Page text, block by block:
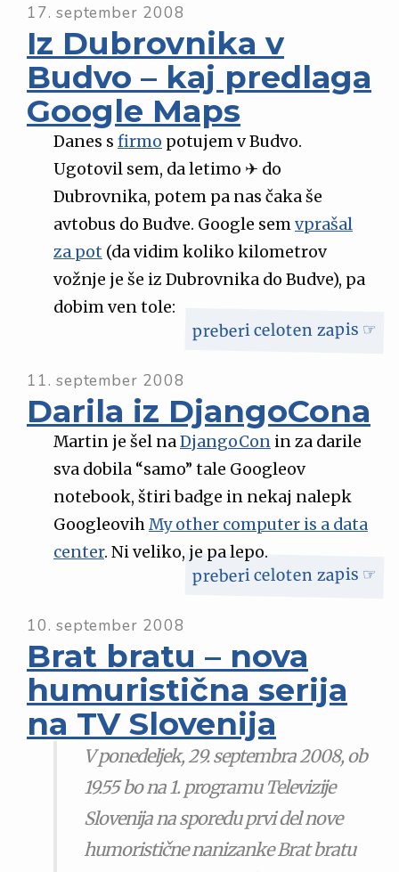
17. september 2008
Iz Dubrovnika v
Budvo – kaj predlaga
Google Maps
Danes s firmo potujem v Budvo.
Ugotovil sem, da letimo ✈ do
Dubrovnika, potem pa nas čaka še
avtobus do Budve. Google semvprašal
za pot (da vidim koliko kilometrov
vožnje je še iz Dubrovnika do Budve), pa
dobim ven tole:
preberi celoten zapis ☞
11. september 2008
Darila iz DjangoCona
Martin je šel naDjangoCon in za darile
sva dobila “samo” tale Googleov
notebook, štiri badge in nekaj nalepk
GoogleovihMy other computer is a data
center. Ni veliko, je pa lepo.
preberi celoten zapis ☞
10. september 2008
Brat bratu – nova
humuristična serija
na TV Slovenija
V ponedeljek, 29. septembra 2008, ob
19.55 bo na 1. programu Televizije
Slovenija na sporedu prvi del nove
humoristične nanizanke Brat bratu